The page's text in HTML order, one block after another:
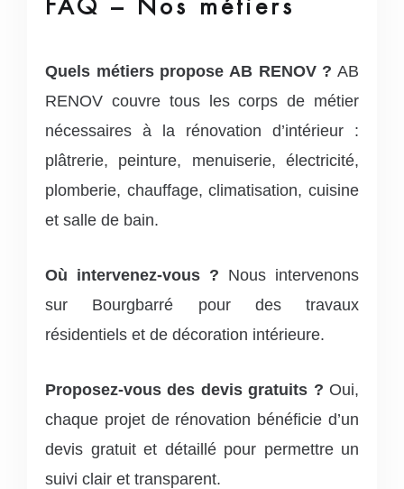
FAQ – Nos métiers
Quels métiers propose AB RENOV ? AB
RENOV couvre tous les corps de métier
nécessaires à la rénovation d’intérieur :
plâtrerie, peinture, menuiserie, électricité,
plomberie, chauffage, climatisation, cuisine
et salle de bain.
Où intervenez-vous ? Nous intervenons
sur Bourgbarré pour des travaux
résidentiels et de décoration intérieure.
Proposez-vous des devis gratuits ? Oui,
chaque projet de rénovation bénéficie d’un
devis gratuit et détaillé pour permettre un
suivi clair et transparent.